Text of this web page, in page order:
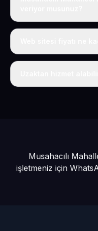
Evet, Musahacılı
Tek fiyat: yılda 50 USD
Musahacılı
işletmeniz için